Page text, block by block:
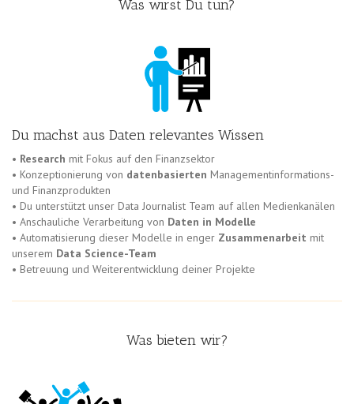
Was wirst Du tun?
Du machst aus Daten relevantes Wissen
• Research mit Fokus auf den Finanzsektor
• Konzeptionierung von datenbasierten Managementinformations-
und Finanzprodukten
• Du unterstützt unser Data Journalist Team auf allen Medienkanälen
• Anschauliche Verarbeitung von Daten in Modelle
• Automatisierung dieser Modelle in enger Zusammenarbeit mit
unserem Data Science-Team
• Betreuung und Weiterentwicklung deiner Projekte
Was bieten wir?